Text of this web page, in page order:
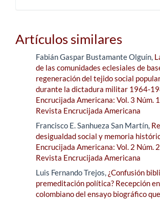
Artículos similares
Fabián Gaspar Bustamante Olguín,
de las comunidades eclesiales de
regeneración del tejido social
durante la dictadura militar 1964-
Encrucijada Americana: Vol. 3 Núm.
Revista Encrucijada Americana
Francisco E. Sanhueza San Martín,
desigualdad social y memoria
Encrucijada Americana: Vol. 2 Núm.
Revista Encrucijada Americana
Luis Fernando Trejos, ¿Confusión
premeditación política? Recepción
colombiano del ensayo biográfico